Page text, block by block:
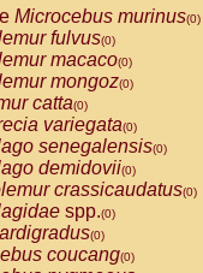
Microcebus murinus(0)
fulvus(0)
macaco(0)
mongoz(0)
catta(0)
variegata(0)
senegalensis(0)
demidovii(0)
crassicaudatus(0)
spp.(0)
(0)
coucang(0)